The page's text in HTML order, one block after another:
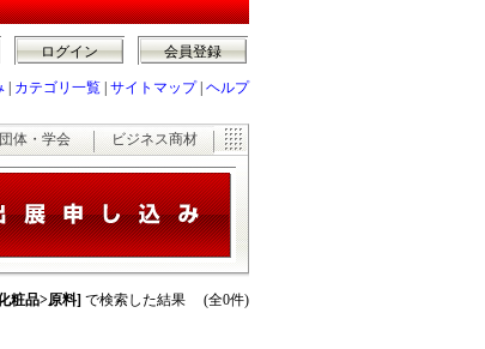
会員登録
ログイン
カテゴリ一覧 サイトマップ| ヘルプ
団体・学会 ビジネス商材
粧品>原料] で検索した結果 (全0件)